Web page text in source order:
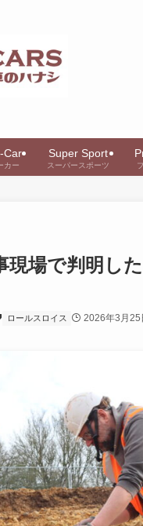
Car
カー
Super Sport
スーパースポーツ
現場で判明し
ロールスロイス 2026年3月25